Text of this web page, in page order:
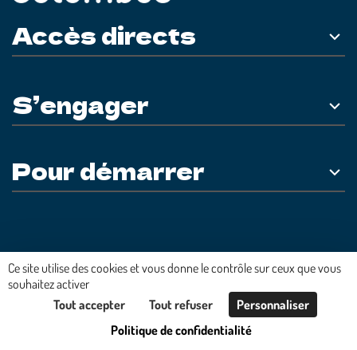
Accès directs
S’engager
Pour démarrer
Plateforme développée en France parHACKTIV
Ce site utilise des cookies et vous donne le contrôle sur ceux que vous
souhaitez activer
Tout accepter
Tout refuser
Personnaliser
Politique de confidentialité